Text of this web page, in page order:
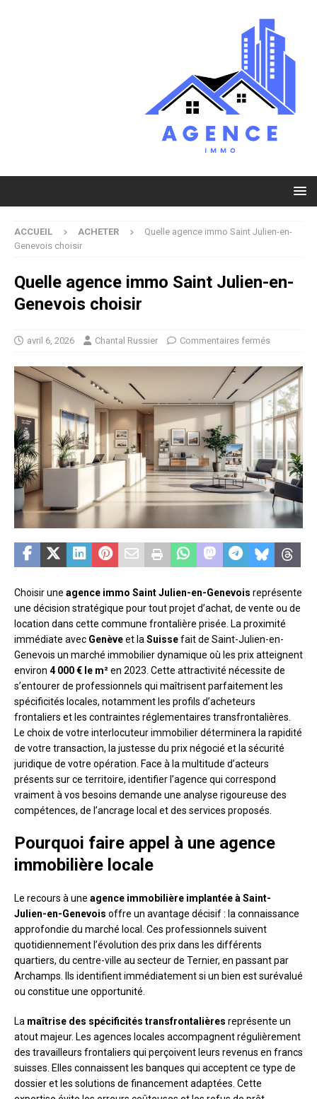
ACCUEIL ACHETER
Quelle agence immo Saint Julien-en-
Genevois choisir
Quelle agence immo Saint Julien-en-
Genevois choisir
avril 6, 2026 Chantal Russier Commentaires fermés
Choisir une agence immo Saint Julien-en-Genevois représente
une décision stratégique pour tout projet d’achat, de vente ou de
location dans cette commune frontalière prisée. La proximité
immédiate avec Genèveet la Suissefait de Saint-Julien-en-
Genevois un marché immobilier dynamique où les prix atteignent
environ 4 000 € le m²en 2023. Cette attractivité nécessite de
s’entourer de professionnels qui maîtrisent parfaitement les
spécificités locales, notamment les profils d’acheteurs
frontaliers et les contraintes réglementaires transfrontalières.
Le choix de votre interlocuteur immobilier déterminera la rapidité
de votre transaction, la justesse du prix négocié et la sécurité
juridique de votre opération. Face à la multitude d’acteurs
présents sur ce territoire, identifier l’agence qui correspond
vraiment à vos besoins demande une analyse rigoureuse des
compétences, de l’ancrage local et des services proposés.
Pourquoi faire appel à une agence
immobilière locale
Le recours à une agence immobilière implantée à Saint-
Julien-en-Genevois offre un avantage décisif : la connaissance
approfondie du marché local. Ces professionnels suivent
quotidiennement l’évolution des prix dans les différents
quartiers, du centre-ville au secteur de Ternier, en passant par
Archamps. Ils identifient immédiatement si un bien est surévalué
ou constitue une opportunité.
La maîtrise des spécificités transfrontalières représente un
atout majeur. Les agences locales accompagnent régulièrement
des travailleurs frontaliers qui perçoivent leurs revenus en francs
suisses. Elles connaissent les banques qui acceptent ce type de
dossier et les solutions de financement adaptées. Cette